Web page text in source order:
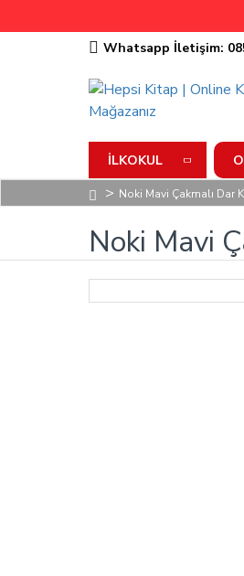
Whatsapp İletişim:
İLKOKUL
Noki Mavi Çakmalı Dar
Noki Mavi